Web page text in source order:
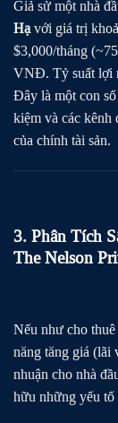
Giả sử một nhà
Hạ với giá trị
$3,000/tháng
VNĐ. Tỷ suất lợi
Đây là một con
kiệm và các kênh
của chính tài sản.
3. Phân Tích
The Nelson
Nếu như cho
năng tăng giá (lãi
nhuận cho nhà
hữu những yếu tố